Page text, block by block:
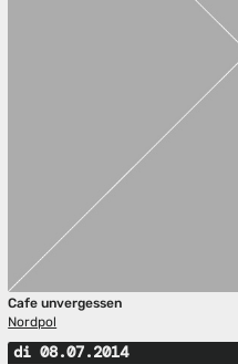
Cafe unvergessen
Nordpol
di 08.07.2014